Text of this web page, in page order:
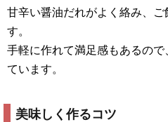
甘辛い醤油だれがよく絡み、ご
す。
手軽に作れて満足感もあるの
ています。
美味しく作るコツ